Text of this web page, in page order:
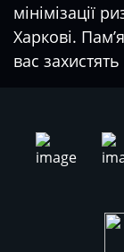
мінімізації
Харкові.
вас